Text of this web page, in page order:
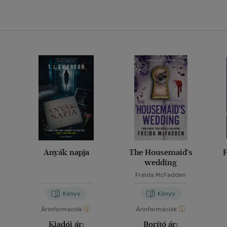
Anyák napja
Könyv
Árinformációk
Kiadói ár:
The Housemaid's
wedding
Freida McFadden
Könyv
Árinformációk
Borító ár: